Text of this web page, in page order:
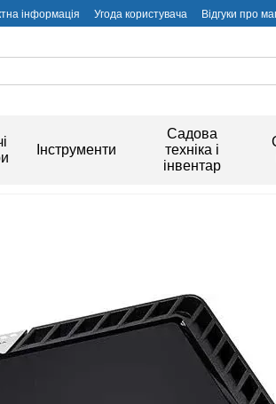
інформація Угода користувача Відгуки про
Інструменти
Садова
техніка і
інвентар